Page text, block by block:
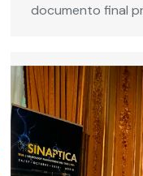
documento final